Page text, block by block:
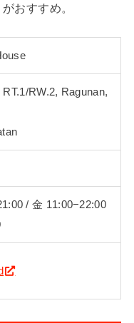
おすすめ。
RW.2, Ragunan,
/ 金 11:00−22:00